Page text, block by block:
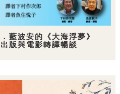
藍波安的《大海浮夢》
版與電影轉譯暢談